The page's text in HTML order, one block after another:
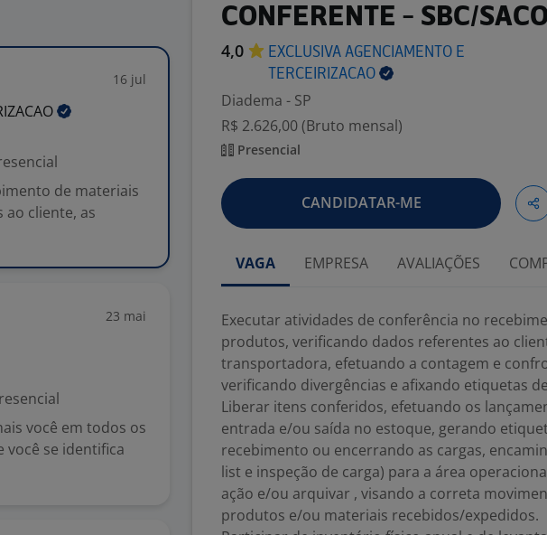
16 jul
de materiais
cliente, as
23 mai
você em todos os
você se identifica
CONFERENTE - SBC/
4,0
EXCLUSIVA AGENCIAMENTO E
TERCEIRIZACAO
Diadema - SP
R$ 2.626,00 (Bruto mensal)
Presencial
CANDIDATAR-ME
VAGA EMPRESA AVALIAÇÕES
Executar atividades de conferência no
produtos, verificando dados referentes ao
transportadora, efetuando a contagem e
verificando divergências e afixando etiquetas
Liberar itens conferidos, efetuando os
entrada e/ou saída no estoque, gerando
recebimento ou encerrando as cargas,
list e inspeção de carga) para a área
ação e/ou arquivar , visando a correta
produtos e/ou materiais recebidos/expedidos.